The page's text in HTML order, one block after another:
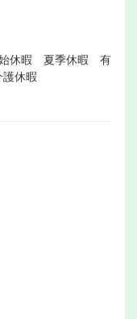
休暇 夏季休暇 有
休暇